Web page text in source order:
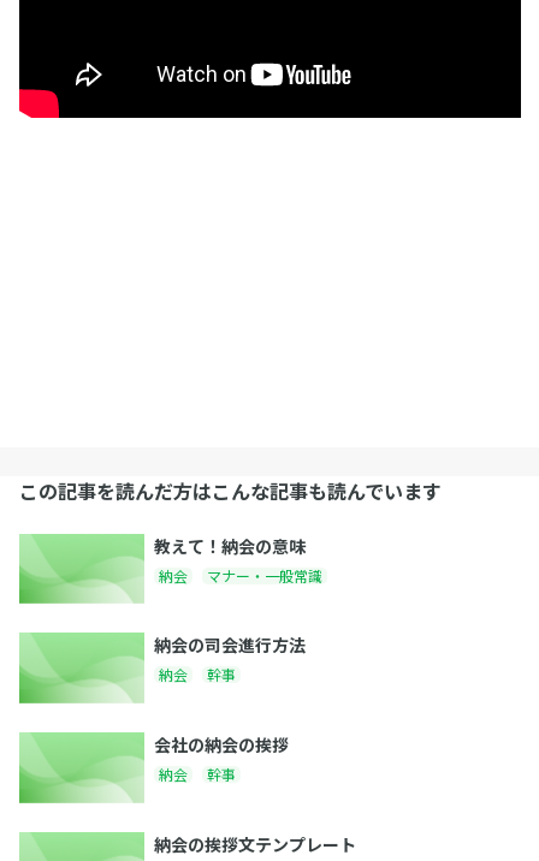
この記事を読んだ方はこんな記事も読んでいます
教えて！納会の意味
納会 マナー・一般常識
納会の司会進行方法
納会 幹事
会社の納会の挨拶
納会 幹事
納会の挨拶文テンプレート